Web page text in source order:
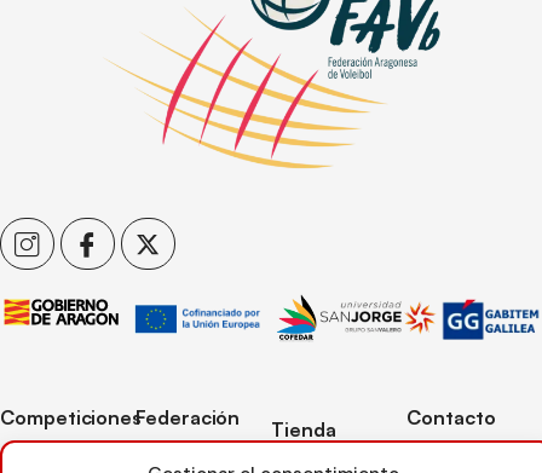
Competiciones
Competiciones
Federación
Tienda
Mi cuenta
Contacto